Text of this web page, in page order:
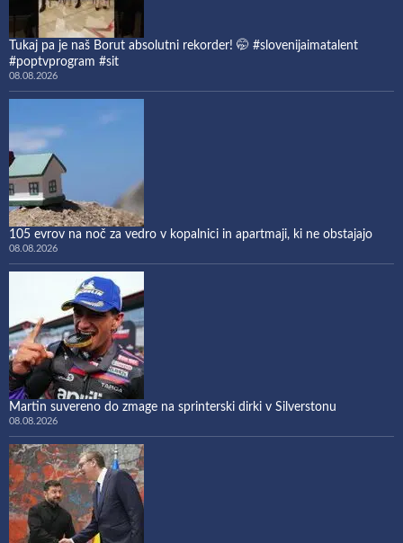
Tukaj pa je naš Borut absolutni rekorder! 🤭 #slovenijaimatalent
#poptvprogram #sit
08.08.2026
105 evrov na noč za vedro v kopalnici in apartmaji, ki ne obstajajo
08.08.2026
Martin suvereno do zmage na sprinterski dirki v Silverstonu
08.08.2026